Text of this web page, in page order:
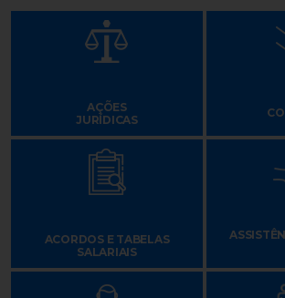
AÇÕES
JURÍDICAS
ACORDOS E TABELAS
SALARIAIS